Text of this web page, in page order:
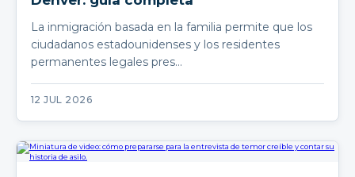
La inmigración basada en la familia permite que los
ciudadanos estadounidenses y los residentes
permanentes legales pres…
12 JUL 2026